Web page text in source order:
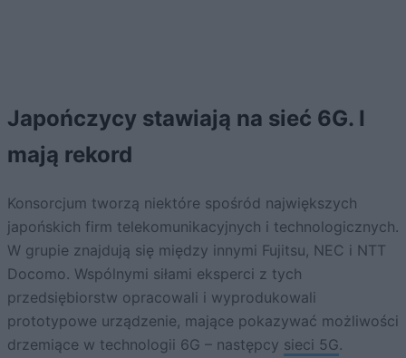
Japończycy stawiają na sieć 6G. I
mają rekord
Konsorcjum tworzą niektóre spośród największych
japońskich firm telekomunikacyjnych i technologicznych.
W grupie znajdują się między innymi Fujitsu, NEC i NTT
Docomo. Wspólnymi siłami eksperci z tych
przedsiębiorstw opracowali i wyprodukowali
prototypowe urządzenie, mające pokazywać możliwości
drzemiące w technologii 6G – następcy sieci 5G.